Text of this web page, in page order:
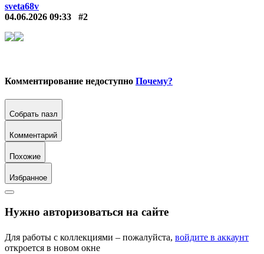
sveta68v
04.06.2026 09:33
#2
Комментирование недоступно Почему?
Собрать пазл
Комментарий
Похожие
Избранное
Нужно авторизоваться на сайте
Для работы с коллекциями – пожалуйста, войдите в аккаунт
откроется в новом окне